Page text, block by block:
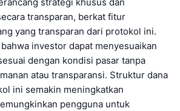
transparan, berkat fitur
yang transparan dari protokol ini.
investor dapat menyesuaikan
dengan kondisi pasar tanpa
atau transparansi. Struktur dana
ini semakin meningkatkan
pengguna untuk